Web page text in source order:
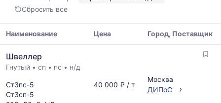
минимальная,
медианная
и
максимальная
по
данным
прайс-
листов
поставщиков
за
Сбросить все
цен
на
указанием
Наименование Цена Город, Поставщик
Швеллер
Гнутый • сп • пс • н/д
Ст3пс-5
Ст3сп-5
40 000 ₽ / т
Москва
ДИПоС
›